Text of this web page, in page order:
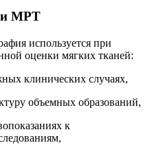
МРТ
используется при
оценки мягких тканей:
клинических случаях,
объемных образований,
к